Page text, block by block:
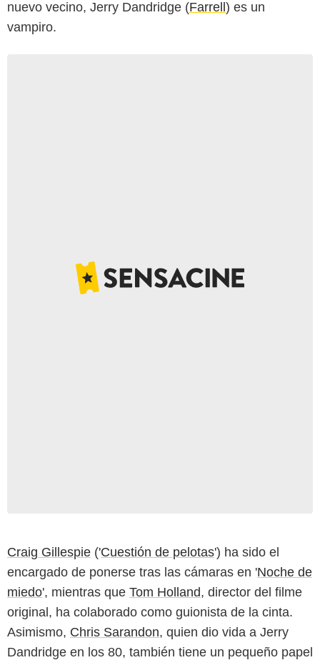
nuevo vecino, Jerry Dandridge (Farrell) es un
vampiro.
Craig Gillespie ('Cuestión de pelotas') ha sido el
encargado de ponerse tras las cámaras en 'Noche de
miedo', mientras que Tom Holland, director del filme
original, ha colaborado como guionista de la cinta.
Asimismo, Chris Sarandon, quien dio vida a Jerry
Dandridge en los 80, también tiene un pequeño papel